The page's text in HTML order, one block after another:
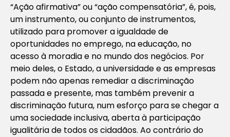
“Ação afirmativa” ou “ação compensatória”, é, pois,
um instrumento, ou conjunto de instrumentos,
utilizado para promover a igualdade de
oportunidades no emprego, na educação, no
acesso à moradia e no mundo dos negócios. Por
meio deles, o Estado, a universidade e as empresas
podem não apenas remediar a discriminação
passada e presente, mas também prevenir a
discriminação futura, num esforço para se chegar a
uma sociedade inclusiva, aberta à participação
igualitária de todos os cidadãos. Ao contrário do